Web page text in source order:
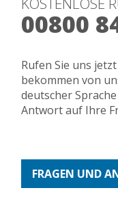
00800
Rufen Sie uns
bekommen von
deutscher
Antwort auf Ihre
FRAGEN UND